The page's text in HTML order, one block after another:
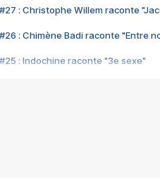
#27 : Christophe Willem raconte
#26 : Chimène Badi raconte "Entre
#25 : Indochine raconte "3e sexe"